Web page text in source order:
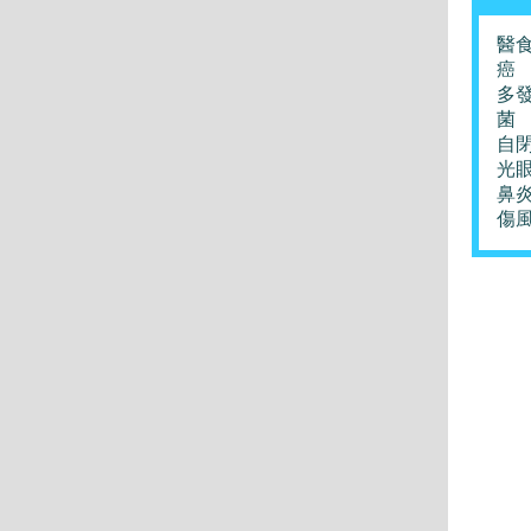
醫
癌
多
菌
自
光
鼻
傷